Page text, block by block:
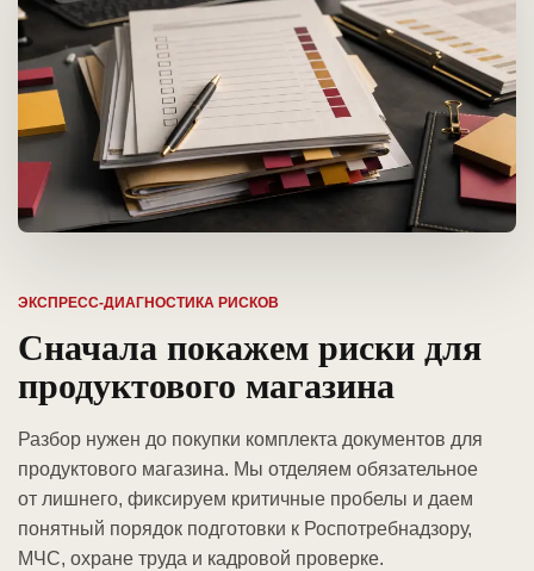
ЭКСПРЕСС-ДИАГНОСТИКА РИСКОВ
Сначала покажем риски для
продуктового магазина
Разбор нужен до покупки комплекта документов для
продуктового магазина. Мы отделяем обязательное
от лишнего, фиксируем критичные пробелы и даем
понятный порядок подготовки к Роспотребнадзору,
МЧС, охране труда и кадровой проверке.